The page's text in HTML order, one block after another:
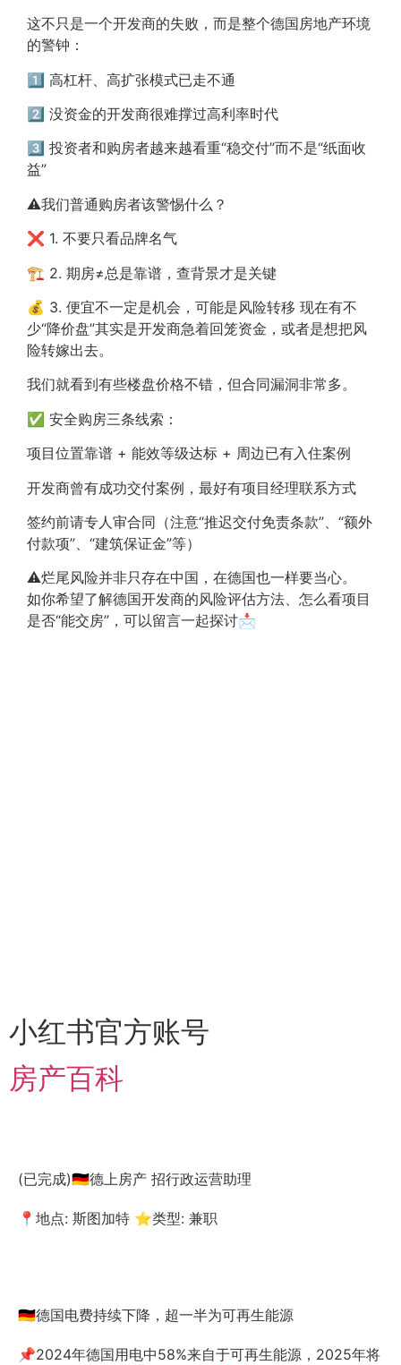
这不只是一个开发商的失败，而是整个德国房地产环境
的警钟：
1️⃣ 高杠杆、高扩张模式已走不通
2️⃣ 没资金的开发商很难撑过高利率时代
3️⃣ 投资者和购房者越来越看重“稳交付”而不是“纸面收
益”
⚠️我们普通购房者该警惕什么？
❌ 1. 不要只看品牌名气
🏗️ 2. 期房≠总是靠谱，查背景才是关键
💰 3. 便宜不一定是机会，可能是风险转移 现在有不
少“降价盘”其实是开发商急着回笼资金，或者是想把风
险转嫁出去。
我们就看到有些楼盘价格不错，但合同漏洞非常多。
✅ 安全购房三条线索：
项目位置靠谱 + 能效等级达标 + 周边已有入住案例
开发商曾有成功交付案例，最好有项目经理联系方式
签约前请专人审合同（注意“推迟交付免责条款”、“额外
付款项”、“建筑保证金”等）
⚠️烂尾风险并非只存在中国，在德国也一样要当心。
如你希望了解德国开发商的风险评估方法、怎么看项目
是否“能交房”，可以留言一起探讨📩
小红书官方账号
房产百科
(已完成)🇩🇪德上房产 招行政运营助理
📍地点: 斯图加特 ⭐类型: 兼职
🇩🇪德国电费持续下降，超一半为可再生能源
📌2024年德国用电中58%来自于可再生能源，2025年将